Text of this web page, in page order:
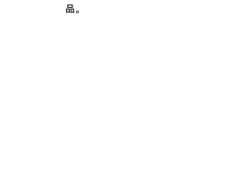
品。